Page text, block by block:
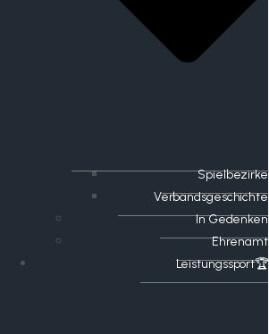
Spielbezirke
Verbandsgeschichte
In Gedenken
Ehrenamt
​Leistungssport🏆